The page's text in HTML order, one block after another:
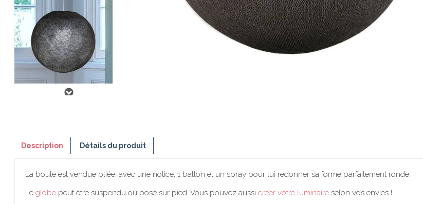
Description Détails du produit
La boule est vendue pliée, avec une notice, 1 ballon et un spray pour lui redonner sa forme parfaitement ronde.
Le globe peut être suspendu ou posé sur pied. Vous pouvez aussi créer votre luminaire selon vos envies !